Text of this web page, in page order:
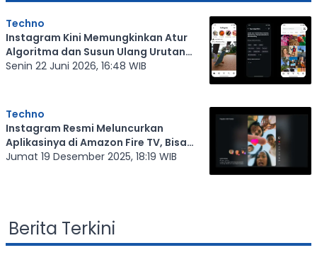
Techno
Instagram Kini Memungkinkan Atur
Algoritma dan Susun Ulang Urutan
Postingan
Senin 22 Juni 2026, 16:48 WIB
Techno
Instagram Resmi Meluncurkan
Aplikasinya di Amazon Fire TV, Bisa
Nonton Reels
Jumat 19 Desember 2025, 18:19 WIB
Berita Terkini